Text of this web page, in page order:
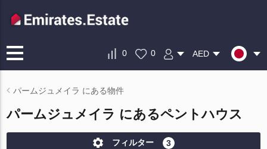
0 0 AED
パームジュメイラ にある物件
パームジュメイラ にあるペントハウス
フィルター 3